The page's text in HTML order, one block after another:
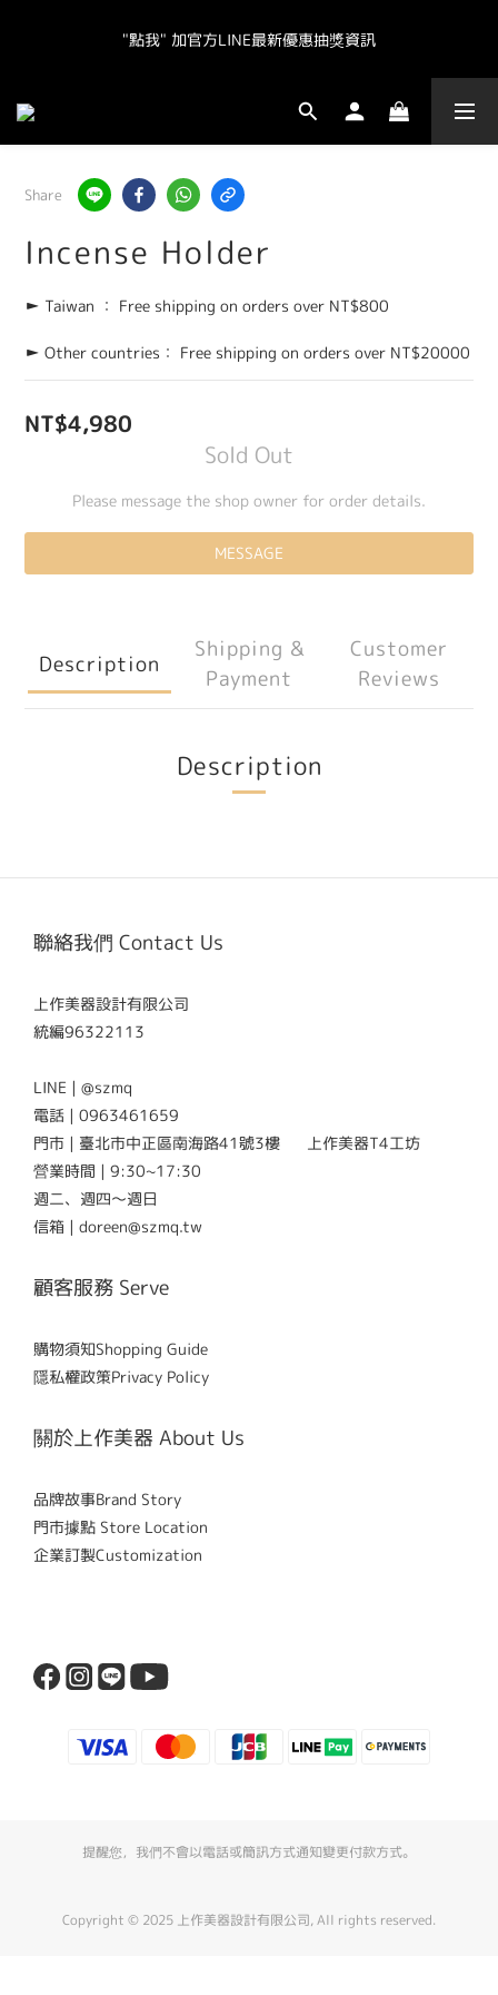
"點我" 加官方LINE最新優惠抽獎資訊
"點我" 加官方LINE最新優惠抽獎資訊
全球皆運送.  台灣地區（不含離島）滿NT800免運.  其他地區滿
"點我" 加官方LINE最新優惠抽獎資訊
Share
Incense Holder
► Taiwan ： Free shipping on orders over NT$800
► Other countries： Free shipping on orders over NT$20000
NT$4,980
Sold Out
Please message the shop owner for order details.
MESSAGE
Description
Shipping &
Payment
Customer
Reviews
Description
聯絡我們 Contact Us
上作美器設計有限公司
統編96322113
LINE | @szmq
電話 | 0963461659
門市 | 臺北市中正區南海路41號3樓 上作美器T4工坊
營業時間 | 9:30~17:30
週二、週四～週日
信箱 | doreen@szmq.tw
顧客服務 Serve
購物須知Shopping Guide
隱私權政策Privacy Policy
關於上作美器 About Us
品牌故事Brand Story
門市據點 Store Location
企業訂製Customization
提醒您，我們不會以電話或簡訊方式通知變更付款方式。
Copyright © 2025 上作美器設計有限公司, All rights reserved.